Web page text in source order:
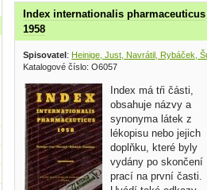
Index internationalis pharmaceuticus
1958
Spisovatel: Heinige, Just, Navrátil, Rybáček,
Katalogové číslo: O6057
Index má tŕi části,
obsahuje názvy a
synonyma látek z
lékopisu nebo jejich
doplňku, které byly
vydány po skončení
prací na první časti.